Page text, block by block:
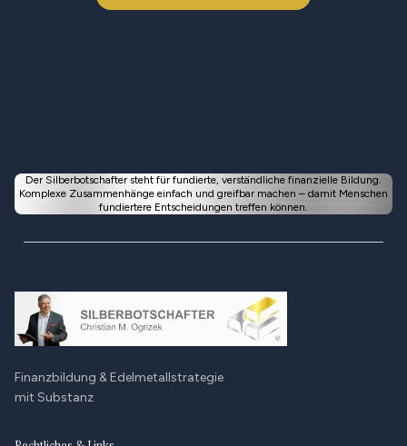
Der Silberbotschafter steht für fundierte, verständliche finanzielle Bildung.
Komplexe Zusammenhänge einfach und greifbar machen – damit Menschen
fundiertere Entscheidungen treffen können.
Finanzbildung & Edelmetallstrategie
mit Substanz